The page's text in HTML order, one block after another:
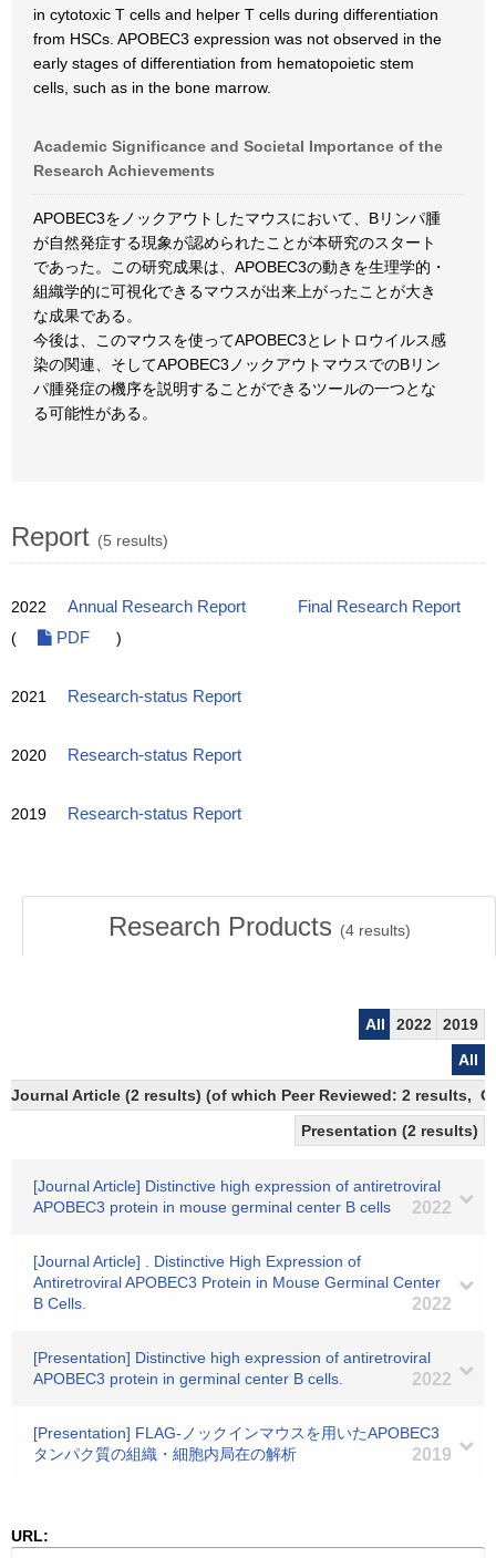
in cytotoxic T cells and helper T cells during differentiation
from HSCs. APOBEC3 expression was not observed in the
early stages of differentiation from hematopoietic stem
cells, such as in the bone marrow.
Academic Significance and Societal Importance of the
Research Achievements
APOBEC3をノックアウトしたマウスにおいて、Bリンパ腫
が自然発症する現象が認められたことが本研究のスタート
であった。この研究成果は、APOBEC3の動きを生理学的・
組織学的に可視化できるマウスが出来上がったことが大き
な成果である。
今後は、このマウスを使ってAPOBEC3とレトロウイルス感
染の関連、そしてAPOBEC3ノックアウトマウスでのBリン
パ腫発症の機序を説明することができるツールの一つとな
る可能性がある。
Report (5 results)
2022 Annual Research Report
Final Research Report
(
PDF )
2021 Research-status Report
2020 Research-status Report
2019 Research-status Report
Research Products (4results)
All 2022
2019
All
Journal Article (2 results) (of which Peer Reviewed: 2 results,
Presentation (2 results)
[Journal Article] Distinctive high expression of antiretroviral
APOBEC3 protein in mouse germinal center B cells
2022
[Journal Article] . Distinctive High Expression of
Antiretroviral APOBEC3 Protein in Mouse Germinal Center
B Cells.
2022
[Presentation] Distinctive high expression of antiretroviral
APOBEC3 protein in germinal center B cells.
2022
[Presentation] FLAG-ノックインマウスを用いたAPOBEC3
タンパク質の組織・細胞内局在の解析
2019
URL: